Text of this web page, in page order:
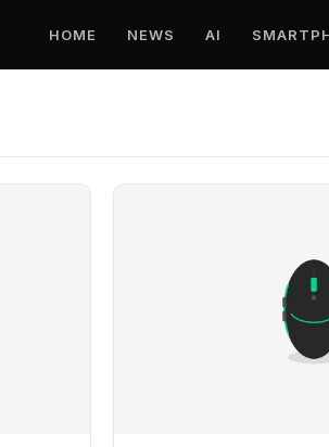
HOME NEWS AI